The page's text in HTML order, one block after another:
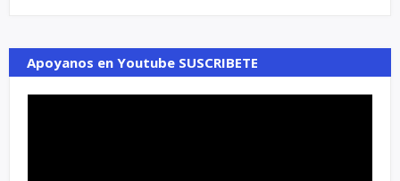
Apoyanos en Youtube SUSCRIBETE